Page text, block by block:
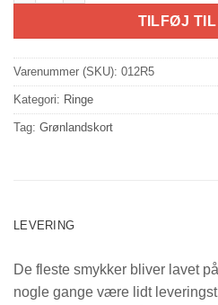
TILFØJ
Varenummer (SKU): 012R5
Kategori: Ringe
Tag: Grønlandskort
LEVERING
De fleste smykker bliver lavet
nogle gange være lidt